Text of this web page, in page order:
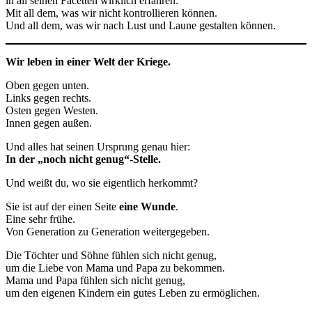
Mit all dem, was wir nicht kontrollieren können.
Und all dem, was wir nach Lust und Laune gestalten können.
Wir leben in einer Welt der Kriege.
Oben gegen unten.
Links gegen rechts.
Osten gegen Westen.
Innen gegen außen.
Und alles hat seinen Ursprung genau hier:
In der „noch nicht genug“-Stelle.
Und weißt du, wo sie eigentlich herkommt?
Sie ist auf der einen Seite eine Wunde.
Eine sehr frühe.
Von Generation zu Generation weitergegeben.
Die Töchter und Söhne fühlen sich nicht genug,
um die Liebe von Mama und Papa zu bekommen.
Mama und Papa fühlen sich nicht genug,
um den eigenen Kindern ein gutes Leben zu ermöglichen.